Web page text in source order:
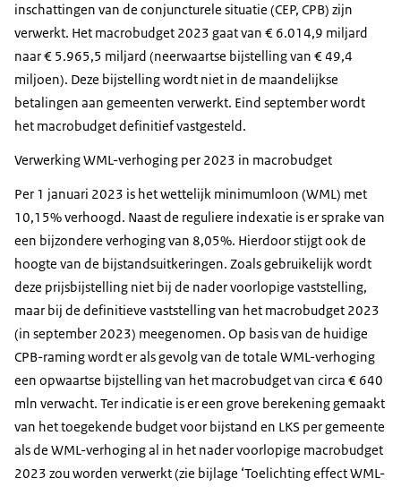
inschattingen van de conjuncturele situatie (CEP, CPB) zijn
verwerkt. Het macrobudget 2023 gaat van € 6.014,9 miljard
naar € 5.965,5 miljard (neerwaartse bijstelling van € 49,4
miljoen). Deze bijstelling wordt niet in de maandelijkse
betalingen aan gemeenten verwerkt. Eind september wordt
het macrobudget definitief vastgesteld.
Verwerking WML-verhoging per 2023 in macrobudget
Per 1 januari 2023 is het wettelijk minimumloon (WML) met
10,15% verhoogd. Naast de reguliere indexatie is er sprake van
een bijzondere verhoging van 8,05%. Hierdoor stijgt ook de
hoogte van de bijstandsuitkeringen. Zoals gebruikelijk wordt
deze prijsbijstelling niet bij de nader voorlopige vaststelling,
maar bij de definitieve vaststelling van het macrobudget 2023
(in september 2023) meegenomen. Op basis van de huidige
CPB-raming wordt er als gevolg van de totale WML-verhoging
een opwaartse bijstelling van het macrobudget van circa € 640
mln verwacht. Ter indicatie is er een grove berekening gemaakt
van het toegekende budget voor bijstand en LKS per gemeente
als de WML-verhoging al in het nader voorlopige macrobudget
2023 zou worden verwerkt (zie bijlage ‘Toelichting effect WML-